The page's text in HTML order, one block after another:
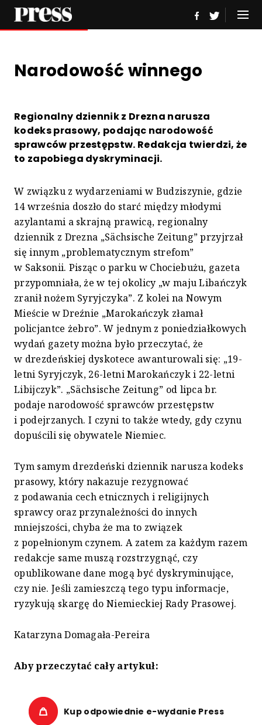
Narodowość winnego
Regionalny dziennik z Drezna narusza
kodeks prasowy, podając narodowość
sprawców przestępstw. Redakcja twierdzi, że
to zapobiega dyskryminacji.
W związku z wydarzeniami w Budziszynie, gdzie
14 września doszło do starć między młodymi
azylantami a skrajną prawicą, regionalny
dziennik z Drezna „Sächsische Zeitung” przyjrzał
się innym „problematycznym strefom”
w Saksonii. Pisząc o parku w Chociebużu, gazeta
przypomniała, że w tej okolicy „w maju Libańczyk
zranił nożem Syryjczyka”. Z kolei na Nowym
Mieście w Dreźnie „Marokańczyk złamał
policjantce żebro”. W jednym z poniedziałkowych
wydań gazety można było przeczytać, że
w drezdeńskiej dyskotece awanturowali się: „19-
letni Syryjczyk, 26-letni Marokańczyk i 22-letni
Libijczyk”. „Sächsische Zeitung” od lipca br.
podaje narodowość sprawców przestępstw
i podejrzanych. I czyni to także wtedy, gdy czynu
dopuścili się obywatele Niemiec.
Tym samym drezdeński dziennik narusza kodeks
prasowy, który nakazuje rezygnować
z podawania cech etnicznych i religijnych
sprawcy oraz przynależności do innych
mniejszości, chyba że ma to związek
z popełnionym czynem. A zatem za każdym razem
redakcje same muszą rozstrzygnąć, czy
opublikowane dane mogą być dyskryminujące,
czy nie. Jeśli zamieszczą tego typu informacje,
ryzykują skargę do Niemieckiej Rady Prasowej.
Katarzyna Domagała-Pereira
Aby przeczytać cały artykuł:
Kup odpowiednie e-wydanie Press